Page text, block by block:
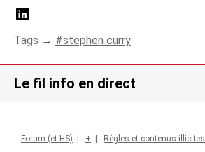
Tags → stephen curry
Le fil info en direct
Forum (et HS) + Règles et contenus illicites